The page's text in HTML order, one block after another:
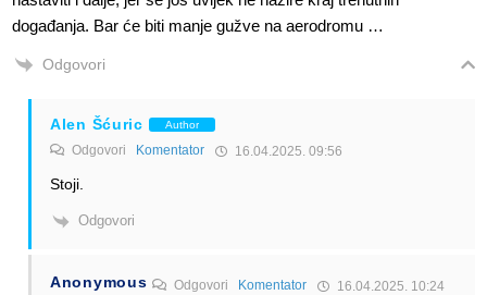
događanja. Bar će biti manje gužve na aerodromu …
Odgovori
Alen Šćuric Author
Odgovori Komentator 16.04.2025. 09:56
Stoji.
Odgovori
Anonymous Odgovori Komentator 16.04.2025. 10:24